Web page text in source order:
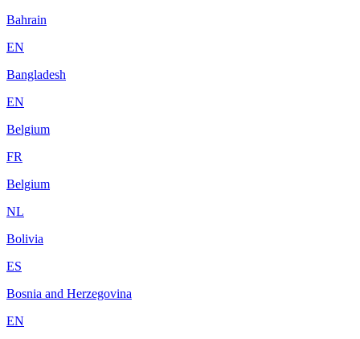
Bahrain
EN
Bangladesh
EN
Belgium
FR
Belgium
NL
Bolivia
ES
Bosnia and Herzegovina
EN